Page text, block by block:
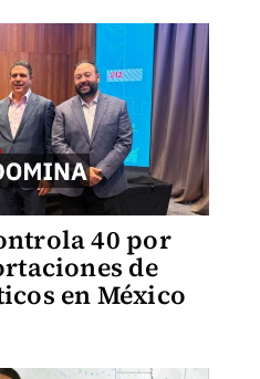
40 por
de
en México